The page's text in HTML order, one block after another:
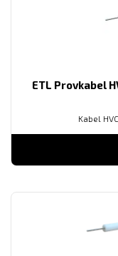
ETL Provkabel
Kabel